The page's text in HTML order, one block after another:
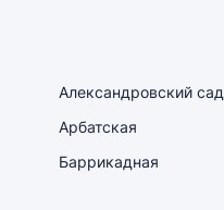
Александровский сад
Арбатская
Баррикадная